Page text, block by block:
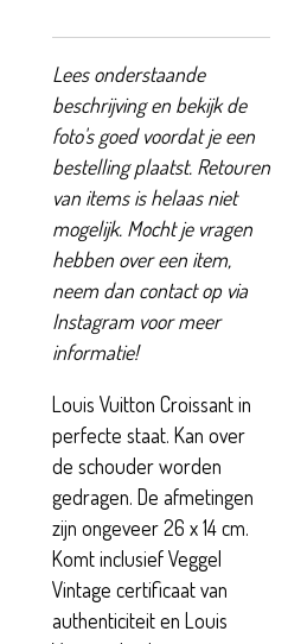
Lees onderstaande
beschrijving en bekijk de
foto's goed voordat je een
bestelling plaatst. Retouren
van items is helaas niet
mogelijk. Mocht je vragen
hebben over een item,
neem dan contact op via
Instagram voor meer
informatie!
Louis Vuitton Croissant in
perfecte staat. Kan over
de schouder worden
gedragen. De afmetingen
zijn ongeveer 26 x 14 cm.
Komt inclusief Veggel
Vintage certificaat van
authenticiteit en Louis